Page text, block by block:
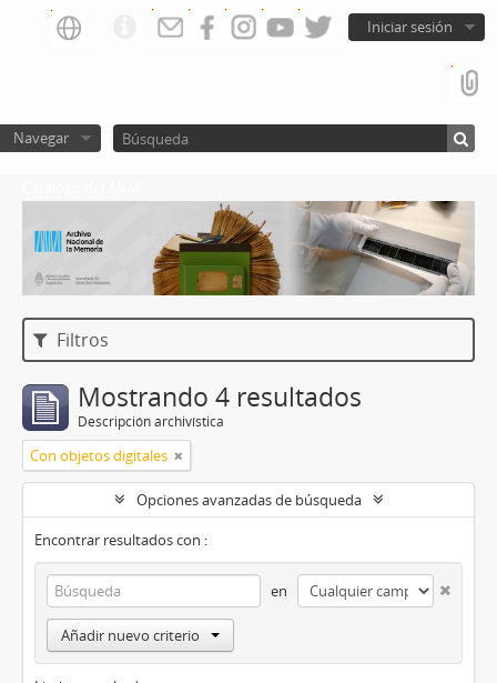
Iniciar sesión
Navegar
Filtros
Mostrando 4 resultados
Descripción archivística
Con objetos digitales
Opciones avanzadas de búsqueda
Encontrar resultados con :
en
Añadir nuevo criterio